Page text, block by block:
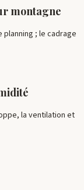
montagne
; le cadrage
la ventilation et